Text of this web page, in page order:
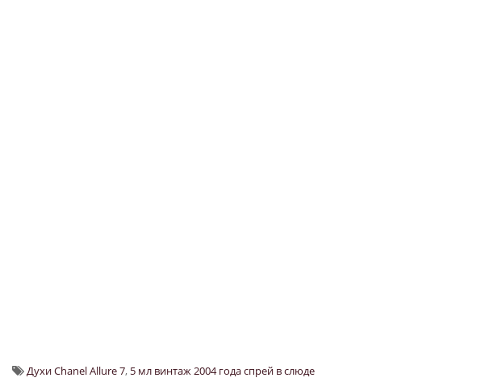
Духи Chanel Allure 7, 5 мл винтаж 2004 года спрей в слюде